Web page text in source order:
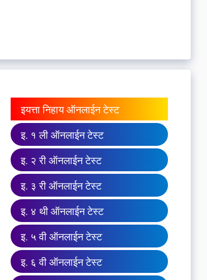
इयत्ता निहाय ऑनलाईन टेस्ट
इ. १ ली ऑनलाईन टेस्ट
इ. २ री ऑनलाईन टेस्ट
इ. ३ री ऑनलाईन टेस्ट
इ. ४ थी ऑनलाईन टेस्ट
इ. ५ वी ऑनलाईन टेस्ट
इ. ६ वी ऑनलाईन टेस्ट